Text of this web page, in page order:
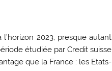
2023, presque autant
étudiée par Credit suisse
que la France : les Etats-